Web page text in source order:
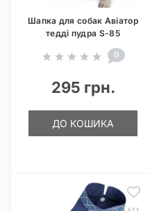
Шапка для собак Авіатор
тедді пудра S-85
0
295 грн.
ДО КОШИКА